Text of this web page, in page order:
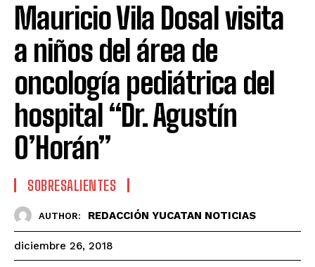
Mauricio Vila Dosal visita
a niños del área de
oncología pediátrica del
hospital “Dr. Agustín
O’Horán”
SOBRESALIENTES
AUTHOR: REDACCIÓN YUCATAN NOTICIAS
diciembre 26, 2018